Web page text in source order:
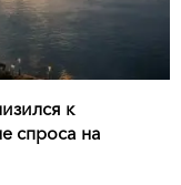
к
спроса на